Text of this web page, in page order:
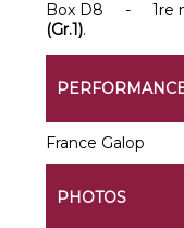
Box D8 - 1re
(Gr.1).
France Galop
PHOTOS